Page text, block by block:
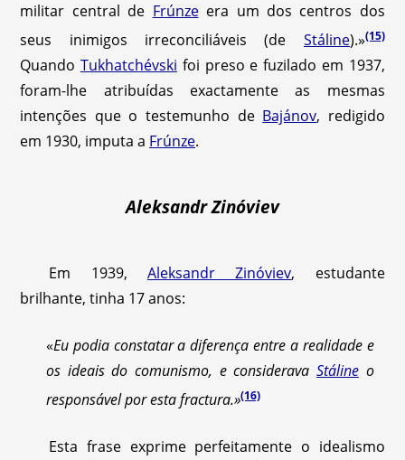
militar central de Frúnzeera um dos centros dos
seus inimigos irreconciliáveis (de Stáline).»(15)
Quando Tukhatchévski foi preso e fuzilado em 1937,
foram-lhe atribuídas exactamente as mesmas
intenções que o testemunho de Bajánov, redigido
em 1930, imputa a Frúnze.
Aleksandr Zinóviev
Em 1939, Aleksandr Zinóviev, estudante
brilhante, tinha 17 anos:
«Eu podia constatar a diferença entre a realidade e
os ideais do comunismo, e considerava Stálineo
responsável por esta fractura.»(16)
Esta frase exprime perfeitamente o idealismo